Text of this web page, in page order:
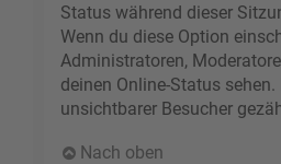
Status während dieser
Wenn du diese Option
Administratoren,
deinen Online-Status
unsichtbarer Besucher
Nach oben